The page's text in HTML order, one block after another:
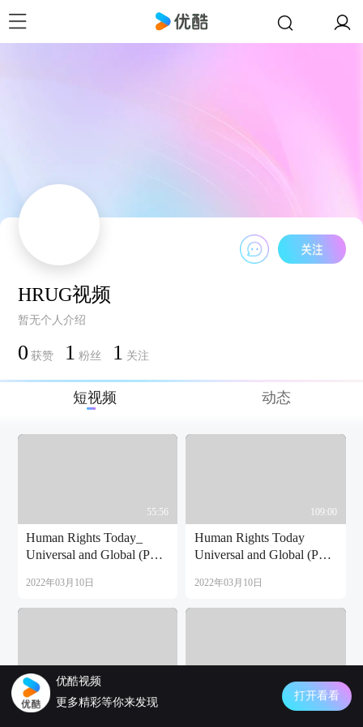
HRUG视频
暂无个人介绍
0 获赞 1 粉丝 1 关注
短视频 动态
55:56
Human Rights Today_
Universal and Global (Part
2022年03月10日
109:00
Human Rights Today
Universal and Global (Part
2022年03月10日
会议 Human Rights
17:51
优酷视频
更多精彩等你来发现
打开看看